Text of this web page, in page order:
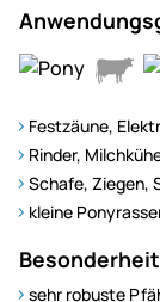
Festzäune,
Rinder,
Schafe, Ziegen,
kleine
sehr robuste